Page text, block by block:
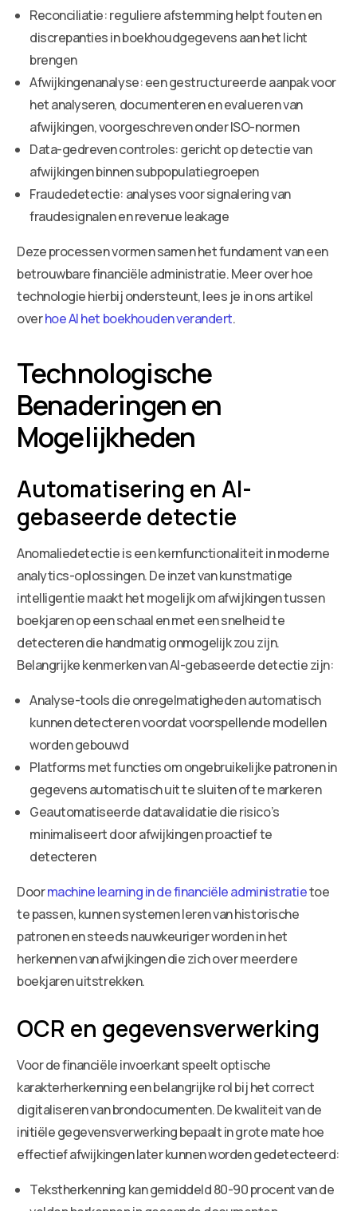
Reconciliatie: reguliere afstemming helpt fouten en
discrepanties in boekhoudgegevens aan het licht
brengen
Afwijkingenanalyse: een gestructureerde aanpak voor
het analyseren, documenteren en evalueren van
afwijkingen, voorgeschreven onder ISO-normen
Data-gedreven controles: gericht op detectie van
afwijkingen binnen subpopulatiegroepen
Fraudedetectie: analyses voor signalering van
fraudesignalen en revenue leakage
Deze processen vormen samen het fundament van een
betrouwbare financiële administratie. Meer over hoe
technologie hierbij ondersteunt, lees je in ons artikel
overhoe AI het boekhouden verandert.
Technologische
Benaderingen en
Mogelijkheden
Automatisering en AI-
gebaseerde detectie
Anomaliedetectie is een kernfunctionaliteit in moderne
analytics-oplossingen. De inzet van kunstmatige
intelligentie maakt het mogelijk om afwijkingen tussen
boekjaren op een schaal en met een snelheid te
detecteren die handmatig onmogelijk zou zijn.
Belangrijke kenmerken van AI-gebaseerde detectie zijn:
Analyse-tools die onregelmatigheden automatisch
kunnen detecteren voordat voorspellende modellen
worden gebouwd
Platforms met functies om ongebruikelijke patronen in
gegevens automatisch uit te sluiten of te markeren
Geautomatiseerde datavalidatie die risico’s
minimaliseert door afwijkingen proactief te
detecteren
Doormachine learning in de financiële administratietoe
te passen, kunnen systemen leren van historische
patronen en steeds nauwkeuriger worden in het
herkennen van afwijkingen die zich over meerdere
boekjaren uitstrekken.
OCR en gegevensverwerking
Voor de financiële invoerkant speelt optische
karakterherkenning een belangrijke rol bij het correct
digitaliseren van brondocumenten. De kwaliteit van de
initiële gegevensverwerking bepaalt in grote mate hoe
effectief afwijkingen later kunnen worden gedetecteerd:
Tekstherkenning kan gemiddeld 80-90 procent van de